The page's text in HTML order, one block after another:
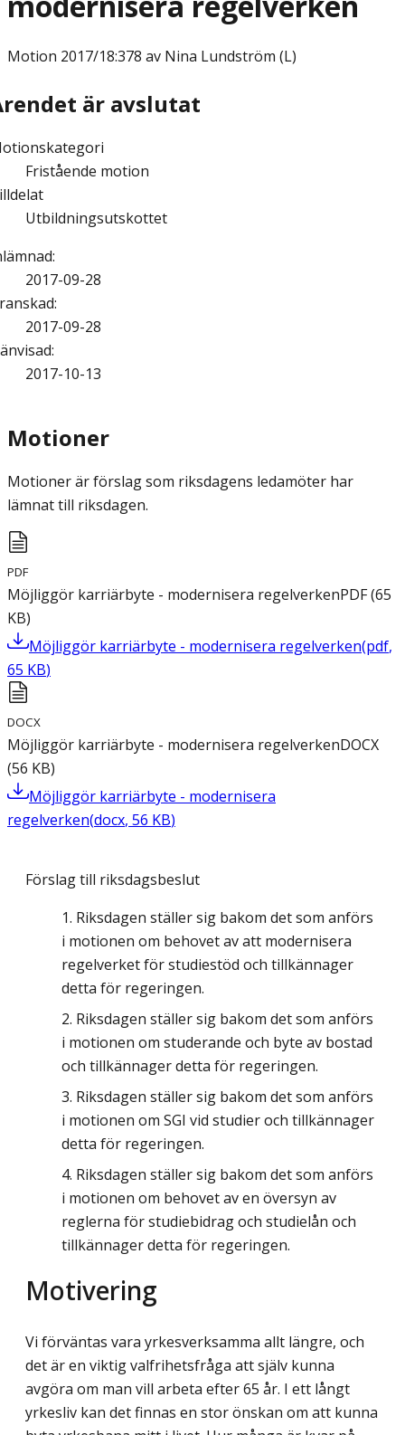
Motion 2017/18:378 av Nina Lundström (L)
är avslutat
Fristående motion
Utbildningsutskottet
:
2017-09-28
:
2017-09-28
:
2017-10-13
Motioner
Motioner är förslag som riksdagens ledamöter har
lämnat till riksdagen.
PDF
Möjliggör karriärbyte - modernisera regelverkenPDF(65
KB)
Möjliggör karriärbyte - modernisera regelverken(pdf,
65 KB)
DOCX
Möjliggör karriärbyte - modernisera regelverkenDOCX
(56 KB)
Möjliggör karriärbyte - modernisera
regelverken(docx, 56 KB)
Förslag till riksdagsbeslut
Riksdagen ställer sig bakom det som anförs
i motionen om behovet av att modernisera
regelverket för studiestöd och tillkännager
detta för regeringen.
Riksdagen ställer sig bakom det som anförs
i motionen om studerande och byte av bostad
och tillkännager detta för regeringen.
Riksdagen ställer sig bakom det som anförs
i motionen om SGI vid studier och tillkännager
detta för regeringen.
Riksdagen ställer sig bakom det som anförs
i motionen om behovet av en översyn av
reglerna för studiebidrag och studielån och
tillkännager detta för regeringen.
Motivering
Vi förväntas vara yrkesverksamma allt längre, och
det är en viktig valfrihetsfråga att själv kunna
avgöra om man vill arbeta efter 65 år. I ett långt
yrkesliv kan det finnas en stor önskan om att kunna